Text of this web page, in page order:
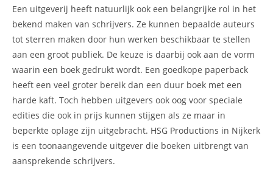
Een uitgeverij heeft natuurlijk ook een belangrijke rol in het
bekend maken van schrijvers. Ze kunnen bepaalde auteurs
tot sterren maken door hun werken beschikbaar te stellen
aan een groot publiek. De keuze is daarbij ook aan de vorm
waarin een boek gedrukt wordt. Een goedkope paperback
heeft een veel groter bereik dan een duur boek met een
harde kaft. Toch hebben uitgevers ook oog voor speciale
edities die ook in prijs kunnen stijgen als ze maar in
beperkte oplage zijn uitgebracht. HSG Productions in Nijkerk
is een toonaangevende uitgever die boeken uitbrengt van
aansprekende schrijvers.